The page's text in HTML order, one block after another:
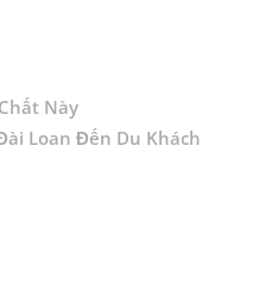
Này
Loan Đến Du Khách